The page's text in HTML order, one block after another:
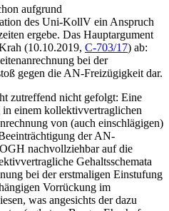
aufgrund
des Uni-KollV ein Anspruch
ergebe. Das Hauptargument
(10.10.2019, C-703/17) ab:
bei der
gegen die AN-Freizügigkeit dar.
zutreffend nicht gefolgt: Eine
einem kollektivvertraglichen
von (auch einschlägigen)
der AN-
nachvollziehbar auf die
Gehaltsschemata
bei der erstmaligen Einstufung
Vorrückung im
was angesichts der dazu